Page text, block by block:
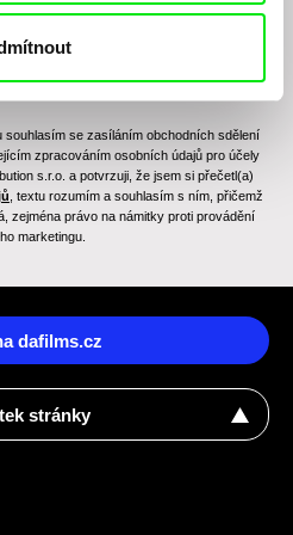
se zasíláním obchodních sdělení
zpracováním osobních údajů pro účely
s.r.o. a potvrzuji, že jsem si přečetl(a)
, textu rozumím a souhlasím s ním, přičemž
zejména právo na námitky proti provádění
marketingu.
dafilms.cz
stránky